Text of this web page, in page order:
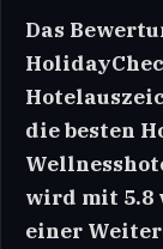
Das
die besten
wird mit 5.8
einer